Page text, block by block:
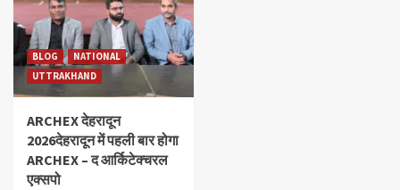
BLOG
NATIONAL
UTTRAKHAND
ARCHEX देहरादून
2026देहरादून में पहली बार होगा
ARCHEX – द आर्किटेक्चरल
एक्सपो